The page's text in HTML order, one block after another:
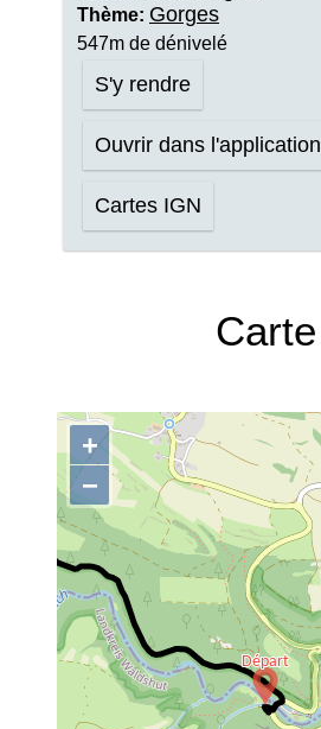
Thème: Gorges
547m de dénivelé
S'y rendre
Ouvrir dans l'application
Cartes IGN
Carte
+
−